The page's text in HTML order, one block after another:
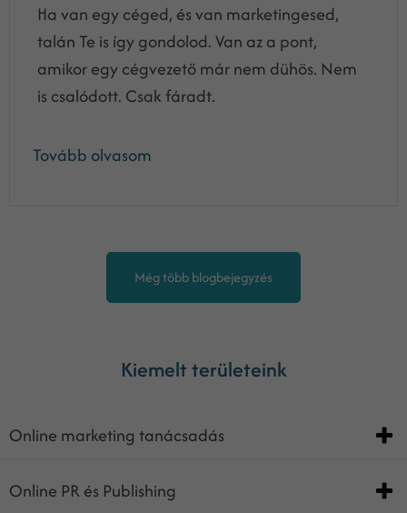
Ha van egy céged, és van marketingesed,
talán Te is így gondolod. Van az a pont,
amikor egy cégvezető már nem dühös. Nem
is csalódott. Csak fáradt.
Tovább olvasom
Még több blogbejegyzés
Kiemelt területeink
Online marketing tanácsadás
Online PR és Publishing